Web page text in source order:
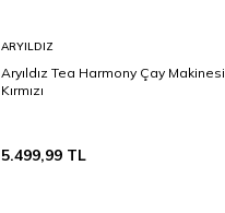
ARYILDIZ
Aryıldız Tea Harmony Çay Makinesi
Kırmızı
5.499,99 TL